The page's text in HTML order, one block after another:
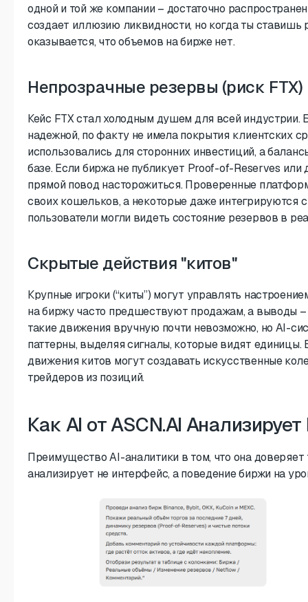
одной и той же компании – достаточно
создает иллюзию ликвидности, но когда ты ставишь
оказывается, что объемов на бирже нет.
Непрозрачные резервы (риск FTX)
Кейс FTX стал холодным душем для всей индустрии.
надежной, по факту не имела покрытия клиентских
использовались для сторонних инвестиций, а
базе. Если биржа не публикует Proof-of-Reserves или
прямой повод насторожиться. Проверенные
своих кошельков, а некоторые даже интегрируются
пользователи могли видеть состояние резервов в
Скрытые действия "китов"
Крупные игроки (“киты”) могут управлять
на биржу часто предшествуют продажам, а выводы
такие движения вручную почти невозможно, но AI-
паттерны, выделяя сигналы, которые видят единицы.
движения китов могут создавать искусственные
трейдеров из позиций.
Как AI от ASCN.AI
Преимущество AI-аналитики в том, что она
анализирует не интерфейс, а поведение биржи на